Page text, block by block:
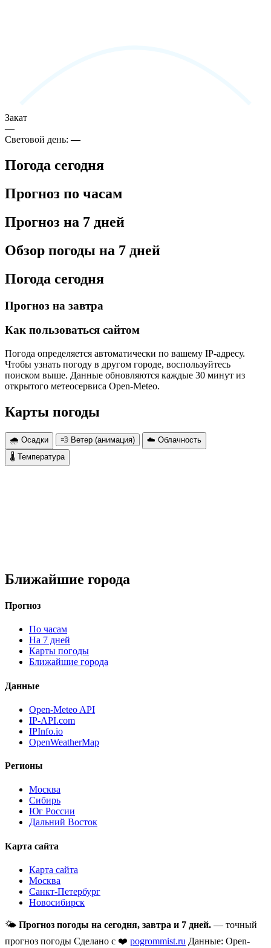
Закат
—
Световой день:—
Погода сегодня
Прогноз по часам
Прогноз на 7 дней
Обзор погоды на 7 дней
Погода сегодня
Прогноз на завтра
Как пользоваться сайтом
Погода определяется автоматически по вашему IP-адресу.
Чтобы узнать погоду в другом городе, воспользуйтесь
поиском выше. Данные обновляются каждые 30 минут из
открытого метеосервиса Open-Meteo.
Карты погоды
🌧 Осадки 💨 Ветер (анимация)
☁️ Облачность
🌡 Температура
Ближайшие города
Прогноз
По часам
На 7 дней
Карты погоды
Ближайшие города
Данные
Open-Meteo API
IP-API.com
IPInfo.io
OpenWeatherMap
Регионы
Москва
Сибирь
Юг России
Дальний Восток
Карта сайта
Карта сайта
Москва
Санкт-Петербург
Новосибирск
🌤 Прогноз погоды на сегодня, завтра и 7 дней. — точный
прогноз погоды Сделано с ❤️ pogrommist.ru Данные: Open-